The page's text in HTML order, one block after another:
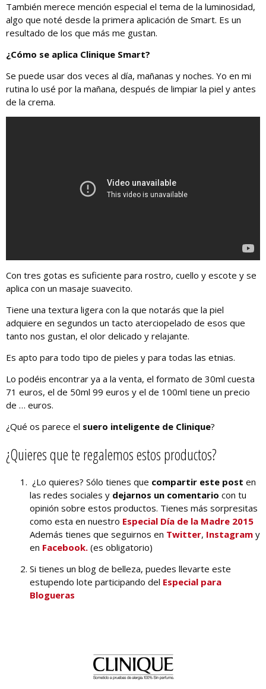
También merece mención especial el tema de la luminosidad,
algo que noté desde la primera aplicación de Smart. Es un
resultado de los que más me gustan.
¿Cómo se aplica Clinique Smart?
Se puede usar dos veces al día, mañanas y noches. Yo en mi
rutina lo usé por la mañana, después de limpiar la piel y antes
de la crema.
Con tres gotas es suficiente para rostro, cuello y escote y se
aplica con un masaje suavecito.
Tiene una textura ligera con la que notarás que la piel
adquiere en segundos un tacto aterciopelado de esos que
tanto nos gustan, el olor delicado y relajante.
Es apto para todo tipo de pieles y para todas las etnias.
Lo podéis encontrar ya a la venta, el formato de 30ml cuesta
71 euros, el de 50ml 99 euros y el de 100ml tiene un precio
de … euros.
¿Qué os parece el suero inteligente de Clinique?
¿Quieres que te regalemos estos productos?
¿Lo quieres? Sólo tienes que compartir este post en
las redes sociales y dejarnos un comentario con tu
opinión sobre estos productos. Tienes más sorpresitas
como esta en nuestro Especial Día de la Madre 2015
Además tienes que seguirnos en Twitter, Instagram y
en Facebook. (es obligatorio)
Si tienes un blog de belleza, puedes llevarte este
estupendo lote participando del Especial para
Blogueras